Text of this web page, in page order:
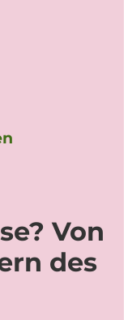
Von
des